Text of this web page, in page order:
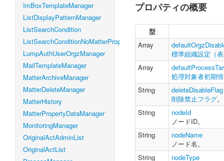
ImBoxTemplateManager
ListDisplayPatternManager
ListSearchCondition
ListSearchConditionNoMatterProperty
LumpAuthUserOrgzManager
MailTemplateManager
MatterArchiveManager
MatterDeleteManager
MatterHistory
MatterPropertyDataManager
MonitoringManager
OriginalActAdminList
OriginalActList
var
    nodeId
    nodeName
:
    nodeType
:
}
プロパティの概要
型
Array
標準組織設定（
Array
処理対象者初期
String
deleteDisableFlag
削除禁止フラグ
String
nodeId
ノードID。
String
nodeName
ノード名。
String
nodeType